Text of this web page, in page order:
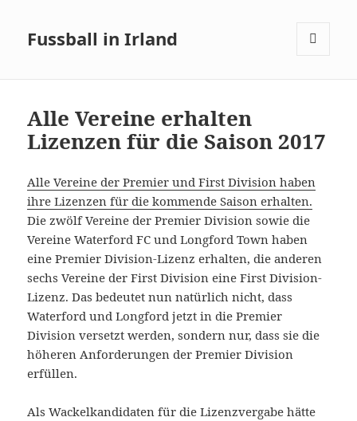
Fussball in Irland
Alle Vereine erhalten
Lizenzen für die Saison 2017
Alle Vereine der Premier und First Division haben
ihre Lizenzen für die kommende Saison erhalten.
Die zwölf Vereine der Premier Division sowie die
Vereine Waterford FC und Longford Town haben
eine Premier Division-Lizenz erhalten, die anderen
sechs Vereine der First Division eine First Division-
Lizenz. Das bedeutet nun natürlich nicht, dass
Waterford und Longford jetzt in die Premier
Division versetzt werden, sondern nur, dass sie die
höheren Anforderungen der Premier Division
erfüllen.
Als Wackelkandidaten für die Lizenzvergabe hätte